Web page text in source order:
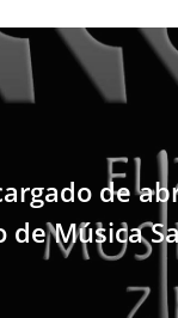
de
de Música